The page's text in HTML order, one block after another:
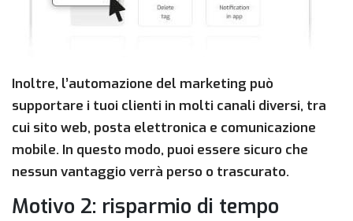
Inoltre, l’automazione del marketing può
supportare i tuoi clienti in molti canali diversi, tra
cui sito web, posta elettronica e comunicazione
mobile. In questo modo, puoi essere sicuro che
nessun vantaggio verrà perso o trascurato.
Motivo 2: risparmio di tempo